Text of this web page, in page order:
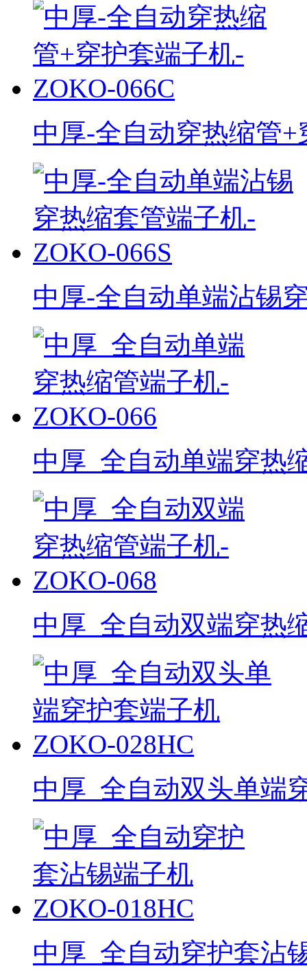
中厚-全自动穿热缩管
中厚-全自动单端沾锡
中厚_全自动单端穿热
中厚_全自动双端穿热
中厚_全自动双头单端
中厚_全自动穿护套沾